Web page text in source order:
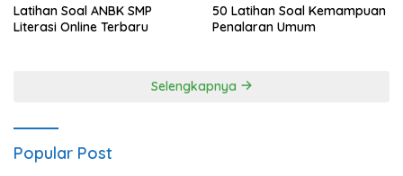
Latihan Soal ANBK SMP
Literasi Online Terbaru
50 Latihan Soal Kemampuan
Penalaran Umum
Selengkapnya
Popular Post